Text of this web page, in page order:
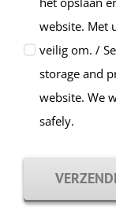
website. Met
veilig om. /
storage and
website. We
safely.